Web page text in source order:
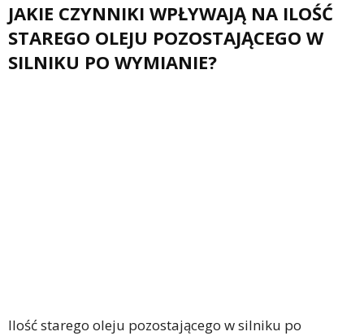
JAKIE CZYNNIKI WPŁYWAJĄ NA ILOŚĆ
STAREGO OLEJU POZOSTAJĄCEGO W
SILNIKU PO WYMIANIE?
Ilość starego oleju pozostającego w silniku po